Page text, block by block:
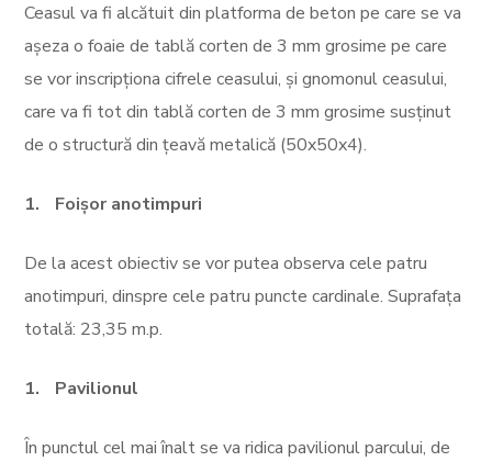
Ceasul va fi alcătuit din platforma de beton pe care se va
așeza o foaie de tablă corten de 3 mm grosime pe care
se vor inscripționa cifrele ceasului, și gnomonul ceasului,
care va fi tot din tablă corten de 3 mm grosime susținut
de o structură din țeavă metalică (50x50x4).
Foișor anotimpuri
De la acest obiectiv se vor putea observa cele patru
anotimpuri, dinspre cele patru puncte cardinale. Suprafața
totală: 23,35 m.p.
Pavilionul
În punctul cel mai înalt se va ridica pavilionul parcului, de